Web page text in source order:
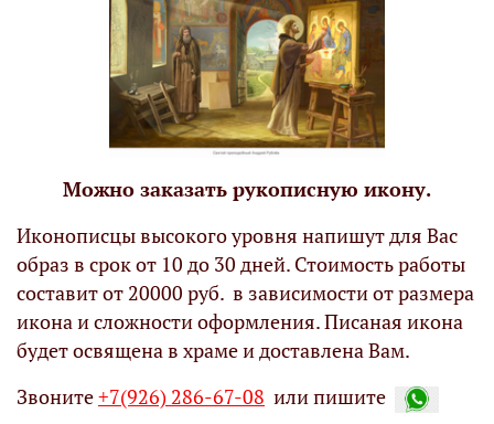
Можно заказать рукописную икону.
Иконописцы высокого уровня напишут для Вас
образ в срок от 10 до 30 дней. Стоимость работы
составит от 20000 руб. в зависимости от размера
икона и сложности оформления. Писаная икона
будет освящена в храме и доставлена Вам.
Звоните+7(926) 286-67-08 или пишите